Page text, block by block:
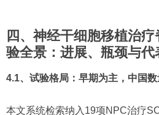
四、神经干细胞移植治
验全景：进展、瓶颈与
4.1、试验格局：早期为主，中国
本文系统检索纳入19项NPC治疗